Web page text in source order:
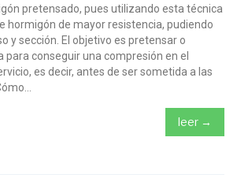
pretensado, pues utilizando esta técnica
hormigón de mayor resistencia, pudiendo
y sección. El objetivo es pretensar o
conseguir una compresión en el
es decir, antes de ser sometida a las
leer →